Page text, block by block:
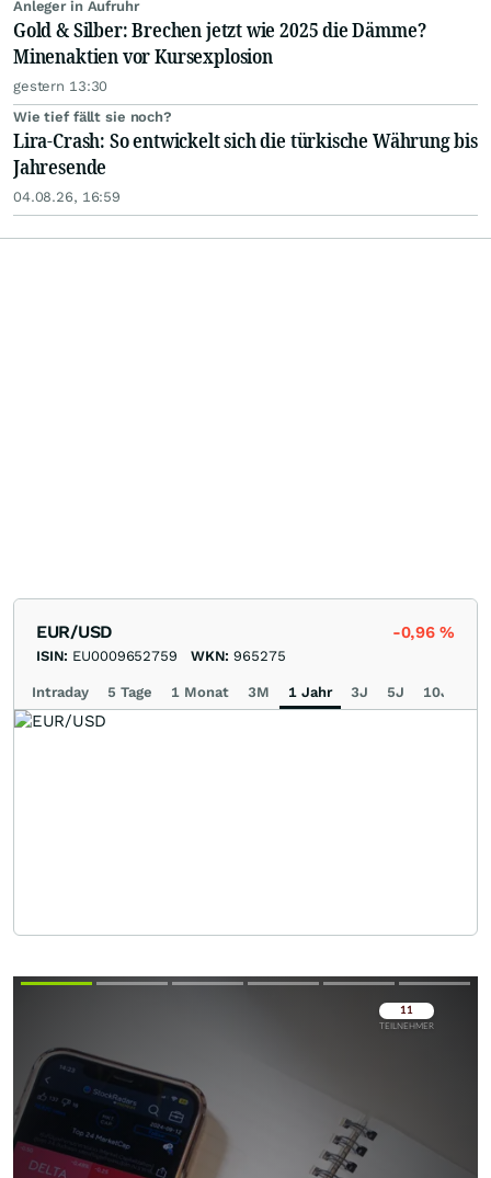
Anleger in Aufruhr
Gold & Silber: Brechen jetzt wie 2025 die Dämme?
Minenaktien vor Kursexplosion
gestern 13:30
Wie tief fällt sie noch?
Lira-Crash: So entwickelt sich die türkische Währung bis
Jahresende
04.08.26, 16:59
EUR/USD -0,96%
ISIN: EU0009652759 WKN: 965275
Intraday 5 Tage 1 Monat 3M 1 Jahr 3J 5J 10J